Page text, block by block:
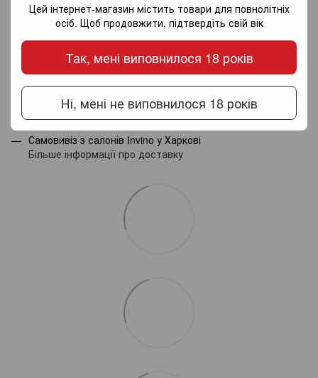
Цей інтернет-магазин містить товари для повнолітніх
осіб. Щоб продовжити, підтвердіть свій вік
Так, мені виповнилося 18 років
Ні, мені не виповнилося 18 років
Написати відгук
Доставка Оплата Гарантія
Новою поштою по Україні - за тарифами перевізника.
Самовивіз з салонів Invino у Харкові
Більше інформації про доставку